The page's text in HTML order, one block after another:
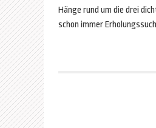
Hänge rund um die drei
schon immer